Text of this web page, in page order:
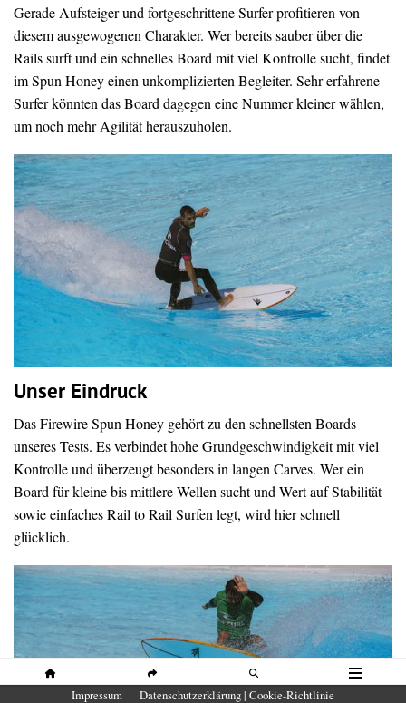
SHARE SUCHE
Gerade Aufsteiger und fortgeschrittene Surfer profitieren von
diesem ausgewogenen Charakter. Wer bereits sauber über die
Rails surft und ein schnelles Board mit viel Kontrolle sucht, findet
im Spun Honey einen unkomplizierten Begleiter. Sehr erfahrene
Surfer könnten das Board dagegen eine Nummer kleiner wählen,
um noch mehr Agilität herauszuholen.
Unser Eindruck
Das Firewire Spun Honey gehört zu den schnellsten Boards
unseres Tests. Es verbindet hohe Grundgeschwindigkeit mit viel
Kontrolle und überzeugt besonders in langen Carves. Wer ein
Board für kleine bis mittlere Wellen sucht und Wert auf Stabilität
sowie einfaches Rail to Rail Surfen legt, wird hier schnell
glücklich.
Impressum Datenschutzerklärung | Cookie-Richtlinie